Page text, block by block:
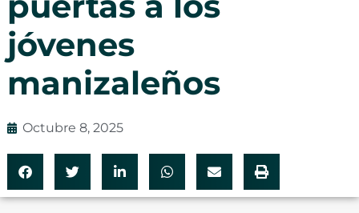
jóvenes
manizaleños
Octubre 8, 2025